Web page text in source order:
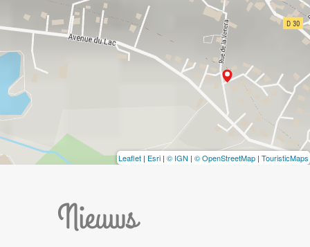
Leaflet | Esri | © IGN | © OpenStreetMap | TouristicMaps
Nieuws